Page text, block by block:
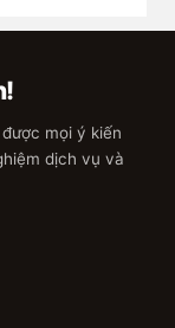
mọi ý kiến
dịch vụ và